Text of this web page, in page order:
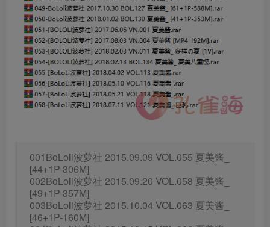
001BoLoli波萝社 2015.09.09 VOL.055 夏美酱_
[44+1P-306M]
002BoLoli波萝社 2015.09.20 VOL.058 夏美酱_
[49+1P-357M]
003BoLoli波萝社 2015.10.04 VOL.063 夏美酱_
[46+1P-160M]